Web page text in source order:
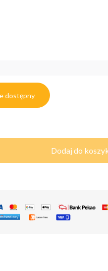
dostępny
Dodaj do